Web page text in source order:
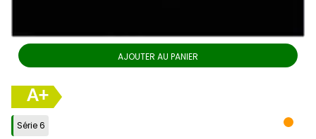
AJOUTER AU PANIER
A+
Série 6